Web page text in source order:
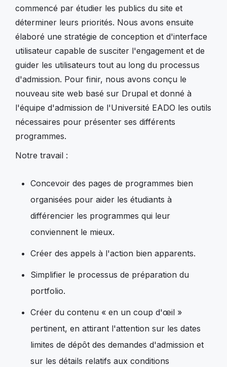
commencé par étudier les publics du site et
déterminer leurs priorités. Nous avons ensuite
élaboré une stratégie de conception et d'interface
utilisateur capable de susciter l'engagement et de
guider les utilisateurs tout au long du processus
d'admission. Pour finir, nous avons conçu le
nouveau site web basé sur Drupal et donné à
l'équipe d'admission de l'Université EADO les outils
nécessaires pour présenter ses différents
programmes.
Notre travail :
Concevoir des pages de programmes bien
organisées pour aider les étudiants à
différencier les programmes qui leur
conviennent le mieux.
Créer des appels à l'action bien apparents.
Simplifier le processus de préparation du
portfolio.
Créer du contenu « en un coup d'œil »
pertinent, en attirant l'attention sur les dates
limites de dépôt des demandes d'admission et
sur les détails relatifs aux conditions